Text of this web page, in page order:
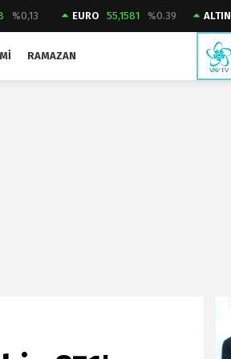
%0,13 EURO 55,1581 %0.39 ALTIN
RAMAZAN